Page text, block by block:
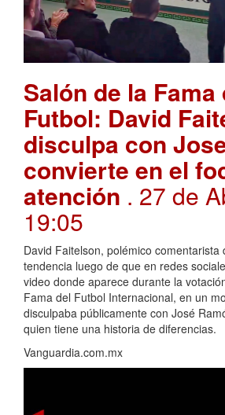
Salón de la Fama
Futbol: David
disculpa con
convierte en el
atención . 27 de
19:05
David Faitelson, polémico comentarista
tendencia luego de que en redes
video donde aparece durante la
Fama del Futbol Internacional, en un
disculpaba públicamente con José
quien tiene una historia de diferencias.
Vanguardia.com.mx